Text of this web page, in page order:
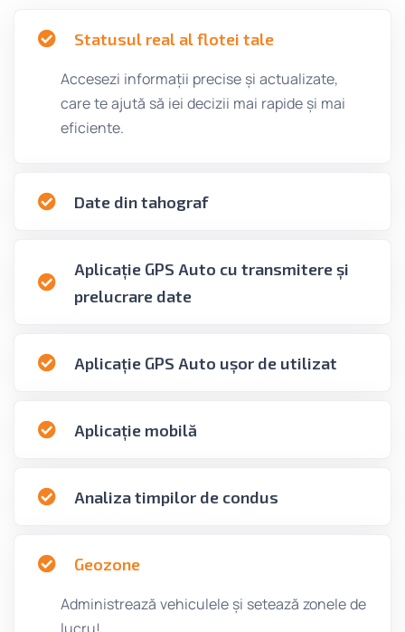
Statusul real al flotei tale
Accesezi informații precise și actualizate,
care te ajută să iei decizii mai rapide și mai
eficiente.
Date din tahograf
Aplicație GPS Auto cu transmitere și
prelucrare date
Aplicație GPS Auto ușor de utilizat
Aplicație mobilă
Analiza timpilor de condus
Geozone
Administrează vehiculele și setează zonele de